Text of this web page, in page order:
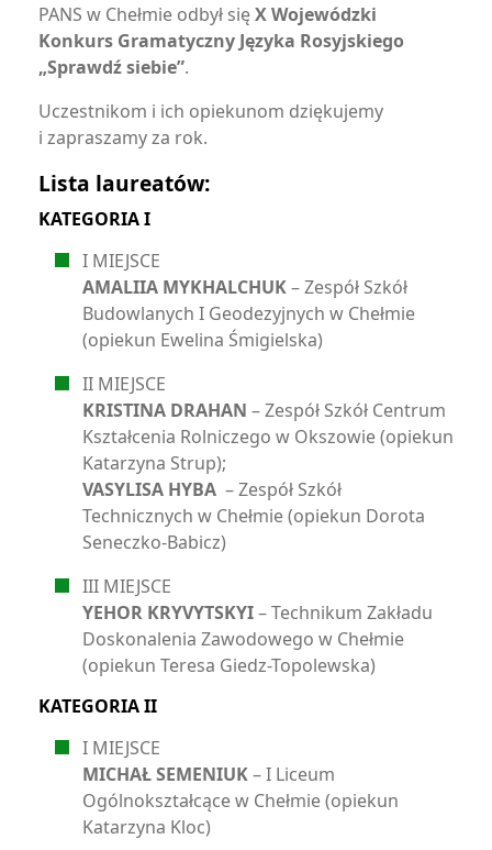
PANS w Chełmie odbył sięX Wojewódzki
Konkurs Gramatyczny Języka Rosyjskiego
„Sprawdź siebie”.
Uczestnikom i ich opiekunom dziękujemy
i zapraszamy za rok.
Lista laureatów:
KATEGORIA I
I MIEJSCE
AMALIIA MYKHALCHUK– Zespół Szkół
Budowlanych I Geodezyjnych w Chełmie
(opiekun Ewelina Śmigielska)
II MIEJSCE
KRISTINA DRAHAN – Zespół Szkół Centrum
Kształcenia Rolniczego w Okszowie (opiekun
Katarzyna Strup);
VASYLISA HYBA – Zespół Szkół
Technicznych w Chełmie (opiekun Dorota
Seneczko-Babicz)
III MIEJSCE
YEHOR KRYVYTSKYI– Technikum Zakładu
Doskonalenia Zawodowego w Chełmie
(opiekun Teresa Giedz-Topolewska)
KATEGORIA II
I MIEJSCE
MICHAŁ SEMENIUK– I Liceum
Ogólnokształcące w Chełmie (opiekun
Katarzyna Kloc)